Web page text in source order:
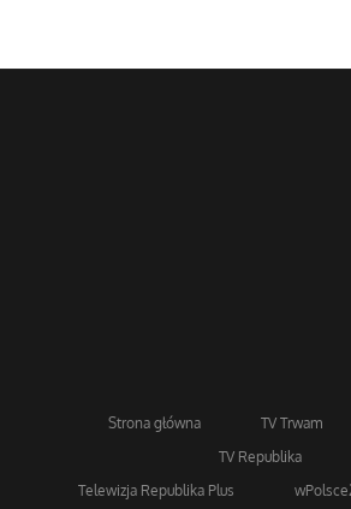
Strona główna TV Trwam
TV Republika
Telewizja Republika Plus